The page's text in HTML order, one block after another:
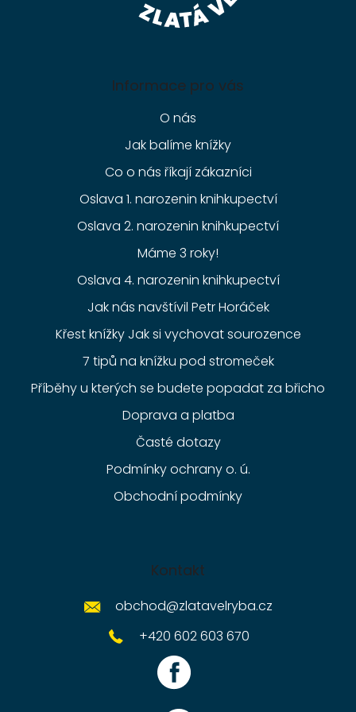
Informace pro vás
O nás
Jak balíme knížky
Co o nás říkají zákazníci
Oslava 1. narozenin knihkupectví
Oslava 2. narozenin knihkupectví
Máme 3 roky!
Oslava 4. narozenin knihkupectví
Jak nás navštívil Petr Horáček
Křest knížky Jak si vychovat sourozence
7 tipů na knížku pod stromeček
Příběhy u kterých se budete popadat za břicho
Doprava a platba
Časté dotazy
Podmínky ochrany o. ú.
Obchodní podmínky
Kontakt
obchod@zlatavelryba.cz
+420 602 603 670